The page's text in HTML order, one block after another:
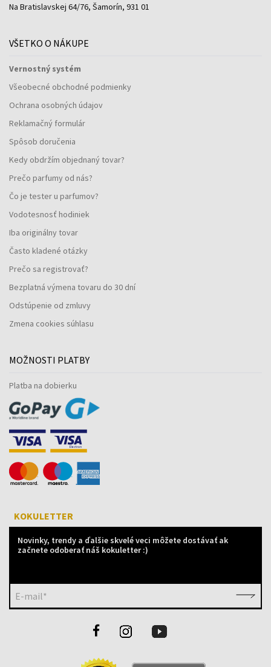
Na Bratislavskej 64/76, Šamorín, 931 01
VŠETKO O NÁKUPE
Vernostný systém
Všeobecné obchodné podmienky
Ochrana osobných údajov
Reklamačný formulár
Spôsob doručenia
Kedy obdržím objednaný tovar?
Prečo parfumy od nás?
Čo je tester u parfumov?
Vodotesnosť hodiniek
Iba originálny tovar
Často kladené otázky
Prečo sa registrovať?
Bezplatná výmena tovaru do 30 dní
Odstúpenie od zmluvy
Zmena cookies súhlasu
MOŽNOSTI PLATBY
Platba na dobierku
KOKULETTER
Novinky, trendy a ďalšie skvelé veci môžete dostávať ak
začnete odoberať náš kokuletter :)
E-mail*